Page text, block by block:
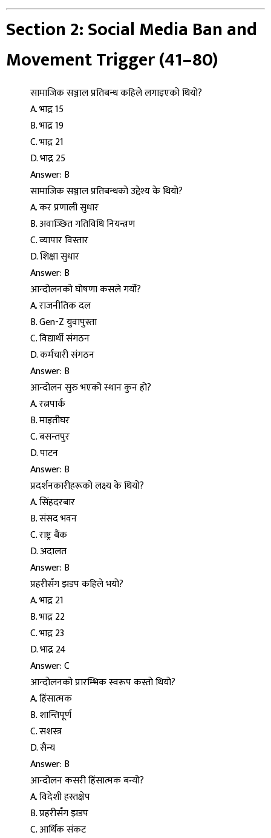
Section 2: Social Media Ban and
Movement Trigger (41–80)
सामाजिक सञ्जाल प्रतिबन्ध कहिले लगाइएको थियो?
A. भाद्र 15
B. भाद्र 19
C. भाद्र 21
D. भाद्र 25
Answer: B
सामाजिक सञ्जाल प्रतिबन्धको उद्देश्य के थियो?
A. कर प्रणाली सुधार
B. अवाञ्छित गतिविधि नियन्त्रण
C. व्यापार विस्तार
D. शिक्षा सुधार
Answer: B
आन्दोलनको घोषणा कसले गर्यो?
A. राजनीतिक दल
B. Gen-Z युवापुस्ता
C. विद्यार्थी संगठन
D. कर्मचारी संगठन
Answer: B
आन्दोलन सुरु भएको स्थान कुन हो?
A. रत्नपार्क
B. माइतीघर
C. बसन्तपुर
D. पाटन
Answer: B
प्रदर्शनकारीहरूको लक्ष्य के थियो?
A. सिंहदरबार
B. संसद भवन
C. राष्ट्र बैंक
D. अदालत
Answer: B
प्रहरीसँग झडप कहिले भयो?
A. भाद्र 21
B. भाद्र 22
C. भाद्र 23
D. भाद्र 24
Answer: C
आन्दोलनको प्रारम्भिक स्वरूप कस्तो थियो?
A. हिंसात्मक
B. शान्तिपूर्ण
C. सशस्त्र
D. सैन्य
Answer: B
आन्दोलन कसरी हिंसात्मक बन्यो?
A. विदेशी हस्तक्षेप
B. प्रहरीसँग झडप
C. आर्थिक संकट